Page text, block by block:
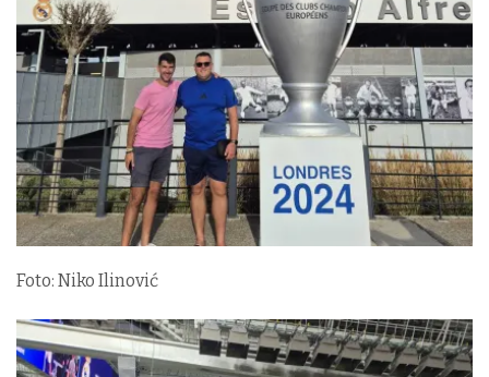
Foto: Niko Ilinović